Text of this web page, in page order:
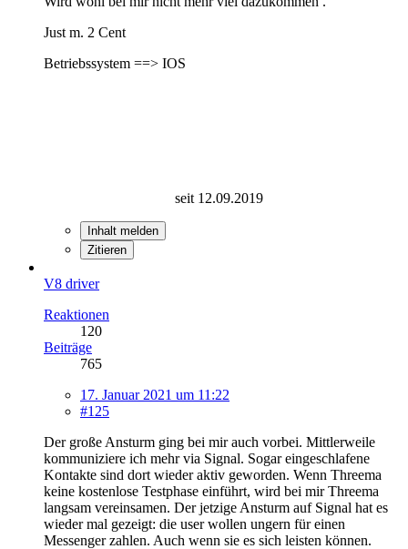
Just m. 2 Cent
Betriebssystem ==> IOS
seit 12.09.2019
Inhalt melden
Zitieren
V8 driver
Reaktionen
120
Beiträge
765
17. Januar 2021 um 11:22
#125
Der große Ansturm ging bei mir auch vorbei. Mittlerweile
kommuniziere ich mehr via Signal. Sogar eingeschlafene
Kontakte sind dort wieder aktiv geworden. Wenn Threema
keine kostenlose Testphase einführt, wird bei mir Threema
langsam vereinsamen. Der jetzige Ansturm auf Signal hat es
wieder mal gezeigt: die user wollen ungern für einen
Messenger zahlen. Auch wenn sie es sich leisten können.